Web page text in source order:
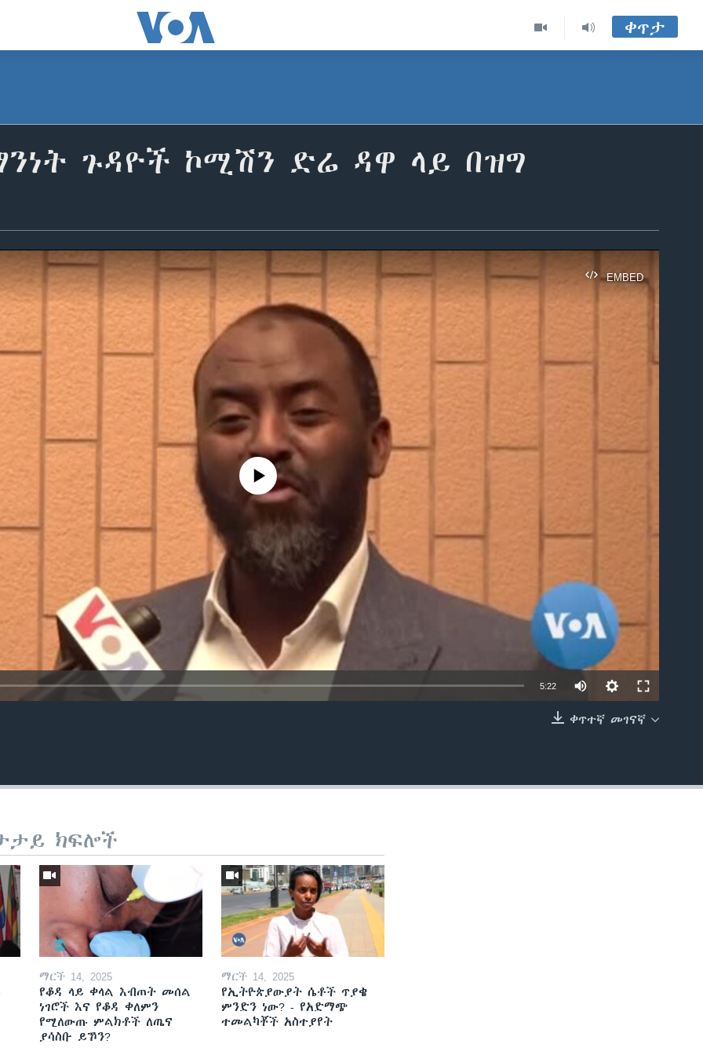
ቀጥታ
ጉዳዮች ኮሚሽን ድሬ ዳዋ ላይ በዝግ
EMBED
EMBED
No media source currently available
5:22
ቀጥተኛ መገናኛ
ክፍሎች
ማርች 14, 2025
የቆዳ ላይ ቀላል እብጠት መሰል
ነገሮች እና የቆዳ ቀለምን
የሚለውጡ ምልክቶች ለጤና
ያሳስቡ ይኾን?
ማርች 14, 2025
የኢትዮጵያውያት ሴቶች ጥያቄ
ምንድን ነው? - የአድማጭ
ተመልካቾች አስተያየት